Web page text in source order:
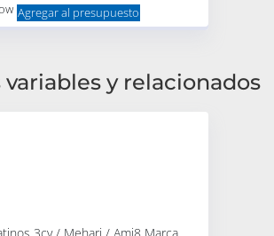
Agregar al presupuesto
y relacionados